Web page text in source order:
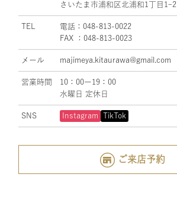
さいたま市浦和区北浦和1丁目1ｰ2
TEL
電話：048-813-0022
FAX ：048-813-0023
メール majimeya.kitaurawa@gmail.com
営業時間
10：00ー19：00
水曜日 定休日
SNS Instagram TikTok
ご来店予約